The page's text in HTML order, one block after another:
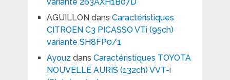
variante 263AXH1B07D
AGUILLON dans Caractéristiques
CITROEN C3 PICASSO VTi (95ch)
variante SH8FP0/1
Ayouz dans Caractéristiques TOYOTA
NOUVELLE AURIS (132ch) VVT-i